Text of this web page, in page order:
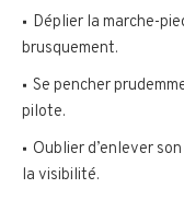
Déplier la marche-
brusquement.
Se pencher
pilote.
Oublier d’enlever
la visibilité.